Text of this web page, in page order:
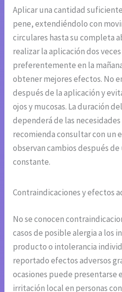
Aplicar una cantidad
pene, extendiéndolo con
circulares hasta su completa
realizar la aplicación dos
preferentemente en la
obtener mejores efectos. No
después de la aplicación y
ojos y mucosas. La duración
dependerá de las
recomienda consultar con un
observan cambios después de
constante.
Contraindicaciones y efectos
No se conocen
casos de posible alergia a los
producto o intolerancia
reportado efectos adversos
ocasiones puede presentarse
irritación local en personas